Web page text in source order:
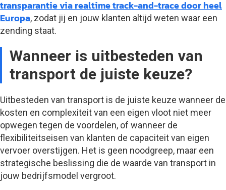
transparantie via realtime track-and-trace door heel
Europa, zodat jij en jouw klanten altijd weten waar een
zending staat.
Wanneer is uitbesteden van
transport de juiste keuze?
Uitbesteden van transport is de juiste keuze wanneer de
kosten en complexiteit van een eigen vloot niet meer
opwegen tegen de voordelen, of wanneer de
flexibiliteitseisen van klanten de capaciteit van eigen
vervoer overstijgen. Het is geen noodgreep, maar een
strategische beslissing die de waarde van transport in
jouw bedrijfsmodel vergroot.